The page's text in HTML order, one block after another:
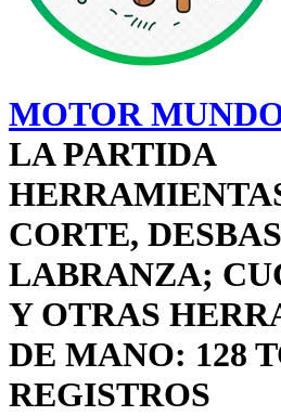
MOTOR
LA PARTIDA
CORTE,
LABRANZA;
Y OTRAS
DE MANO: 128
REGISTROS